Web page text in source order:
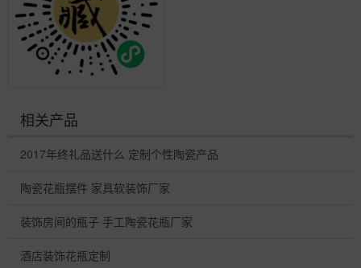
相关产品
2017年终礼品送什么 定制个性陶瓷产品
陶瓷花瓶摆件 家具软装饰厂家
装饰房间的瓶子 手工陶瓷花瓶厂家
酒店装饰花瓶定制